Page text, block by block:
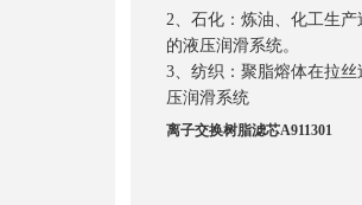
2、石化：炼油、化工生
的液压润滑系统。
3、纺织：聚脂熔体在拉
压润滑系统
离子交换树脂滤芯A911301